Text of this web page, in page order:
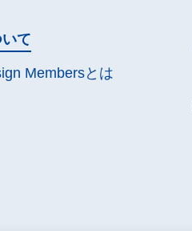
て
Membersとは